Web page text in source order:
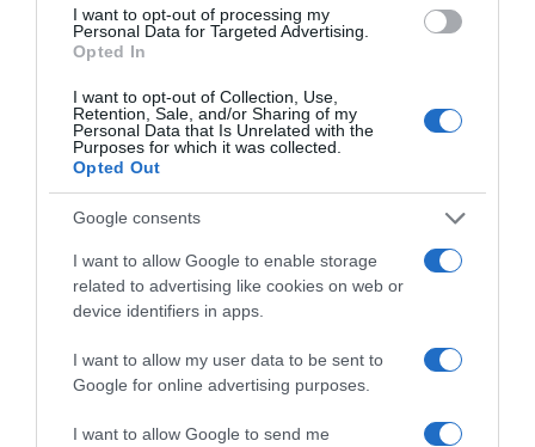
I want to opt-out of processing my
Personal Data for Targeted Advertising.
Opted In
I want to opt-out of Collection, Use,
Retention, Sale, and/or Sharing of my
Personal Data that Is Unrelated with the
Purposes for which it was collected.
Opted Out
Google consents
I want to allow Google to enable storage
related to advertising like cookies on web or
device identifiers in apps.
I want to allow my user data to be sent to
Google for online advertising purposes.
I want to allow Google to send me
ΕΛΛΑΔΑ
Εμπρησμός στη Marfin: “Δεν υπάρχει
ταυτοποίηση” λέει ο δικηγόρος της
46χρονης – Τι είπε για την ξανθιά
κοτσίδα
Η 46χρονη έλαβε προθεσμία για να απολογηθεί την Τρίτη